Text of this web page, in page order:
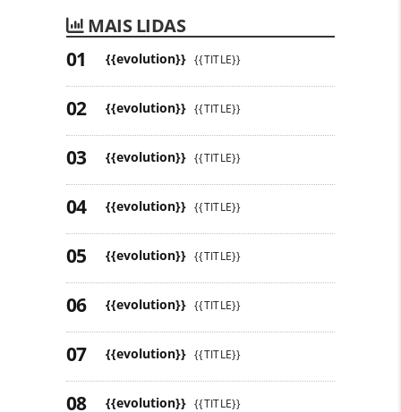
MAIS LIDAS
{{evolution}} {{TITLE}}
{{evolution}} {{TITLE}}
{{evolution}} {{TITLE}}
{{evolution}} {{TITLE}}
{{evolution}} {{TITLE}}
{{evolution}} {{TITLE}}
{{evolution}} {{TITLE}}
{{evolution}} {{TITLE}}